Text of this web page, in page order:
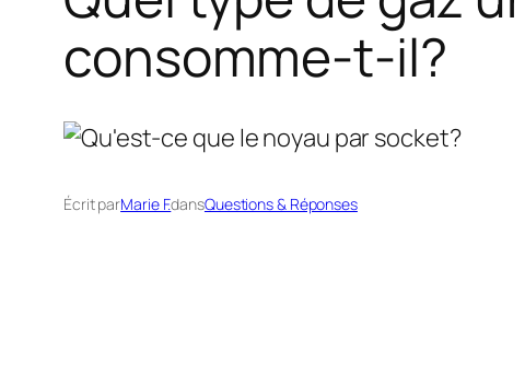
consomme-t-il?
Écrit parMarie F.dansQuestions & Réponses